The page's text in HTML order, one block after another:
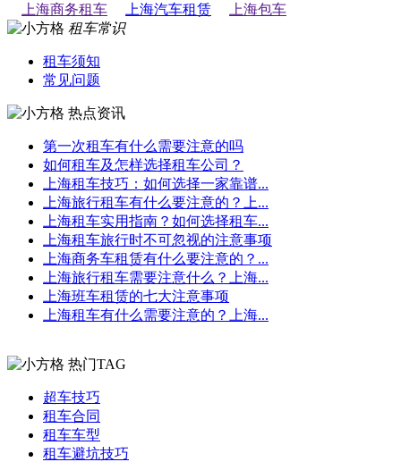
上海商务租车
上海汽车租赁
上海包车
租车常识
租车须知
常见问题
热点资讯
第一次租车有什么需要注意的吗
如何租车及怎样选择租车公司？
上海租车技巧：如何选择一家靠谱...
上海旅行租车有什么要注意的？上...
上海租车实用指南？如何选择租车...
上海租车旅行时不可忽视的注意事项
上海商务车租赁有什么要注意的？...
上海旅行租车需要注意什么？上海...
上海班车租赁的七大注意事项
上海租车有什么需要注意的？上海...
热门TAG
超车技巧
租车合同
租车车型
租车避坑技巧